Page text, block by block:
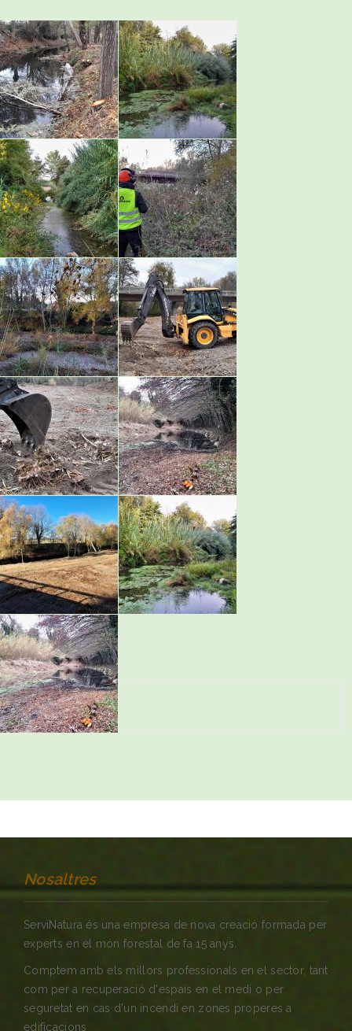
SHARE
Nosaltres
ServiNatura és una empresa de nova creació formada per
experts en el món forestal de fa 15 anys.
Comptem amb els millors professionals en el sector, tant
com per a recuperació d'espais en el medi o per
seguretat en cas d'un incendi en zones properes a
edificacions